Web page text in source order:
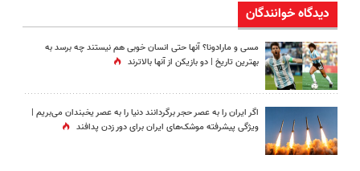
دیدگاه خوانندگان
مسی و مارادونا؟ آنها حتی انسان خوبی هم نیستند چه برسد به
بهترین تاریخ | دو بازیکن از آنها بالاترند
اگر ایران را به عصر حجر برگردانند دنیا را به عصر یخبندان می‌بریم |
ویژگی پیشرفته موشک‌های ایران برای دور زدن پدافند